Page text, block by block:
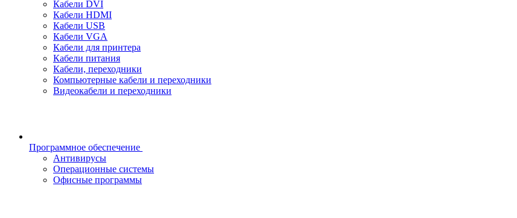
Кабели DVI
Кабели HDMI
Кабели USB
Кабели VGA
Кабели для принтера
Кабели питания
Кабели, переходники
Компьютерные кабели и переходники
Видеокабели и переходники
Программное обеспечение
Антивирусы
Операционные системы
Офисные программы